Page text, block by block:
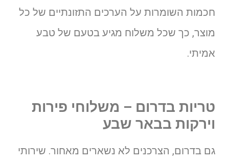
חכמות השומרות על הערכים התזונתיים של כל
מוצר, כך שכל משלוח מגיע בטעם של טבע
אמיתי.
טריות בדרום – משלוחי פירות
וירקות בבאר שבע
גם בדרום, הצרכנים לא נשארים מאחור. שירותי